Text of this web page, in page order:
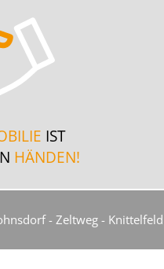
IST
HÄNDEN!
- Zeltweg - Knittelfeld